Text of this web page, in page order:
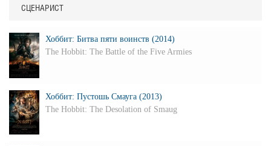
СЦЕНАРИСТ
Хоббит: Битва пяти воинств (2014)
The Hobbit: The Battle of the Five Armies
Хоббит: Пустошь Смауга (2013)
The Hobbit: The Desolation of Smaug